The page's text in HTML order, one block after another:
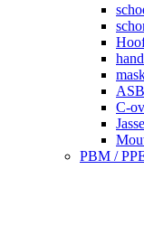
C-
PBM /